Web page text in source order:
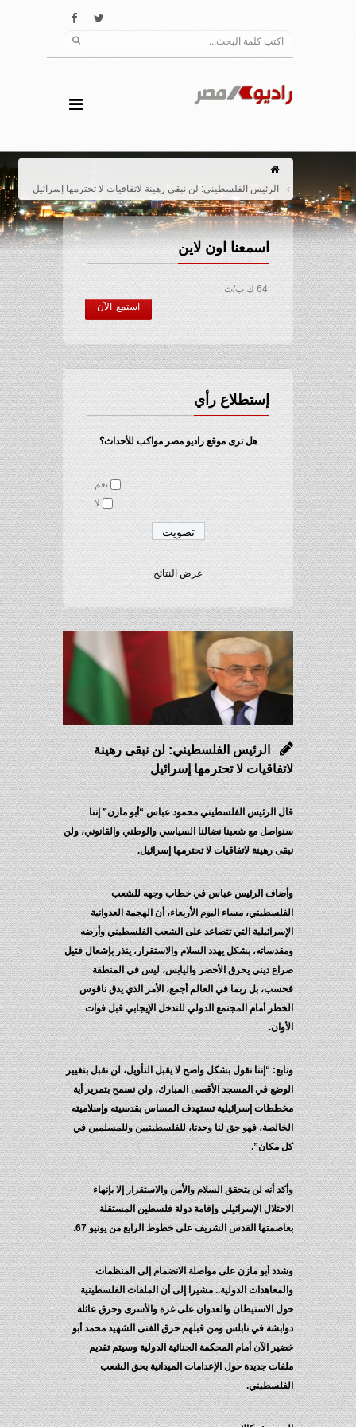
الرئيس الفلسطيني: لن نبقى رهينة لاتفاقيات لا تحترمها إسرائيل
اسمعنا اون لاين
64 ك ب/ث
استمع الآن
إستطلاع رأي
هل ترى موقع راديو مصر مواكب للأحداث؟
نعم
لا
عرض النتائج
الرئيس الفلسطيني: لن نبقى رهينة
لاتفاقيات لا تحترمها إسرائيل
قال الرئيس الفلسطيني محمود عباس “أبو مازن” إننا
سنواصل مع شعبنا نضالنا السياسي والوطني والقانوني، ولن
نبقى رهينة لاتفاقيات لا تحترمها إسرائيل.
وأضاف الرئيس عباس في خطاب وجهه للشعب
الفلسطيني، مساء اليوم الأربعاء، أن الهجمة العدوانية
الإسرائيلية التي تتصاعد على الشعب الفلسطيني وأرضه
ومقدساته، بشكل يهدد السلام والاستقرار، ينذر بإشعال فتيل
صراع ديني يحرق الأخضر واليابس، ليس في المنطقة
فحسب، بل ربما في العالم أجمع، الأمر الذي يدق ناقوس
الخطر أمام المجتمع الدولي للتدخل الإيجابي قبل فوات
الأوان.
وتابع: “إننا نقول بشكل واضح لا يقبل التأويل، لن نقبل بتغيير
الوضع في المسجد الأقصى المبارك، ولن نسمح بتمرير أية
مخططات إسرائيلية تستهدف المساس بقدسيته وإسلاميته
الخالصة، فهو حق لنا وحدنا، للفلسطينيين وللمسلمين في
كل مكان”.
وأكد أنه لن يتحقق السلام والأمن والاستقرار إلا بإنهاء
الاحتلال الإسرائيلي وإقامة دولة فلسطين المستقلة
بعاصمتها القدس الشريف على خطوط الرابع من يونيو 67.
وشدد أبو مازن على مواصلة الانضمام إلى المنظمات
والمعاهدات الدولية.. مشيرا إلى أن الملفات الفلسطينية
حول الاستيطان والعدوان على غزة والأسرى وحرق عائلة
دوابشة في نابلس ومن قبلهم حرق الفتى الشهيد محمد أبو
خضير الآن أمام المحكمة الجنائية الدولية وسيتم تقديم
ملفات جديدة حول الإعدامات الميدانية بحق الشعب
الفلسطيني.